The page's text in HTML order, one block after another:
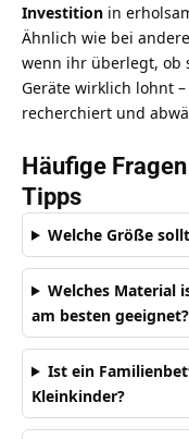
Investition in
Ähnlich wie bei
wenn ihr überlegt, ob
Geräte wirklich lohnt
recherchiert und
Häufige
Tipps
Welche Größe
Welches Material
am besten geeignet?
Ist ein
Kleinkinder?